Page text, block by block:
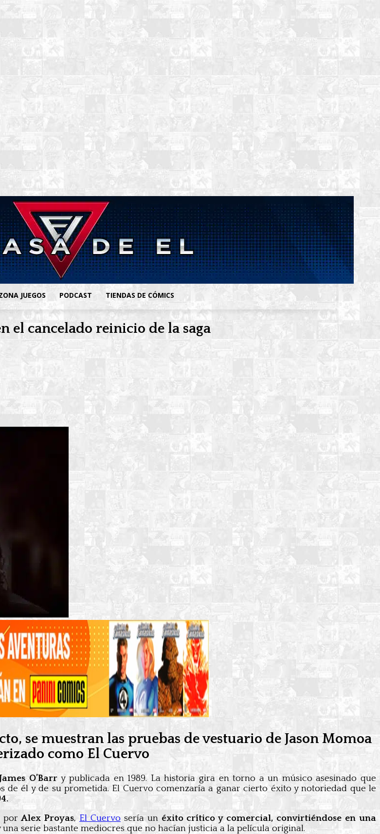
JUEGOS PODCAST TIENDAS DE CÓMICS
el cancelado reinicio de la saga
se muestran las pruebas de vestuario de Jason Momoa
como El Cuervo
O’Barry publicada en 1989. La historia gira en torno a un músico asesinado que
de él y de su prometida. El Cuervo comenzaría a ganar cierto éxito y notoriedad que le
por Alex Proyas, El Cuervosería un éxito crítico y comercial, convirtiéndose en una
una serie bastante mediocres que no hacían justicia a la película original.